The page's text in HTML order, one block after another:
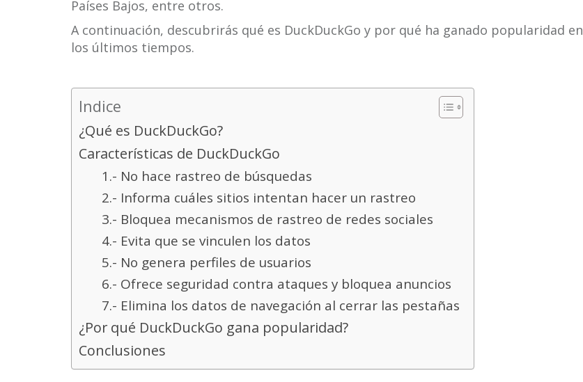
Países Bajos, entre otros.
A continuación, descubrirás qué es DuckDuckGo y por qué ha ganado popularidad en
los últimos tiempos.
Indice
¿Qué es DuckDuckGo?
Características de DuckDuckGo
1.- No hace rastreo de búsquedas
2.- Informa cuáles sitios intentan hacer un rastreo
3.- Bloquea mecanismos de rastreo de redes sociales
4.- Evita que se vinculen los datos
5.- No genera perfiles de usuarios
6.- Ofrece seguridad contra ataques y bloquea anuncios
7.- Elimina los datos de navegación al cerrar las pestañas
¿Por qué DuckDuckGo gana popularidad?
Conclusiones